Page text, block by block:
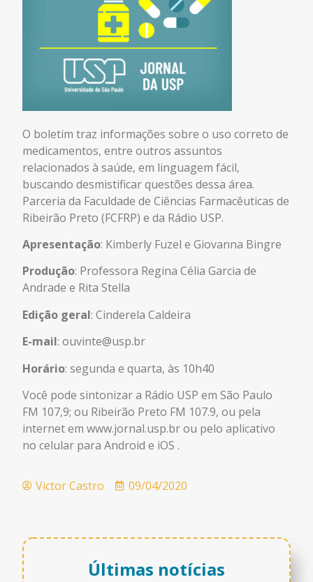
O boletim traz informações sobre o uso correto de
medicamentos, entre outros assuntos
relacionados à saúde, em linguagem fácil,
buscando desmistificar questões dessa área.
Parceria da Faculdade de Ciências Farmacêuticas de
Ribeirão Preto (FCFRP) e da Rádio USP.
Apresentação: Kimberly Fuzel e Giovanna Bingre
Produção: Professora Regina Célia Garcia de
Andrade e Rita Stella
Edição geral: Cinderela Caldeira
E-mail: ouvinte@usp.br
Horário: segunda e quarta, às 10h40
Você pode sintonizar a Rádio USP em São Paulo
FM 107,9; ou Ribeirão Preto FM 107.9, ou pela
internet em www.jornal.usp.br ou pelo aplicativo
no celular para Android e iOS .
Victor Castro 09/04/2020
Últimas notícias